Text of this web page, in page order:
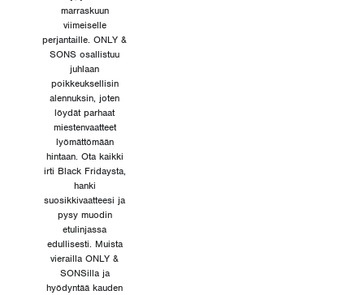
marraskuun
viimeiselle
perjantaille. ONLY &
SONS osallistuu
juhlaan
poikkeuksellisin
alennuksin, joten
löydät parhaat
miestenvaatteet
lyömättömään
hintaan. Ota kaikki
irti Black Fridaysta,
hanki
suosikkivaatteesi ja
pysy muodin
etulinjassa
edullisesti. Muista
vierailla ONLY &
SONSilla ja
hyödyntää kauden